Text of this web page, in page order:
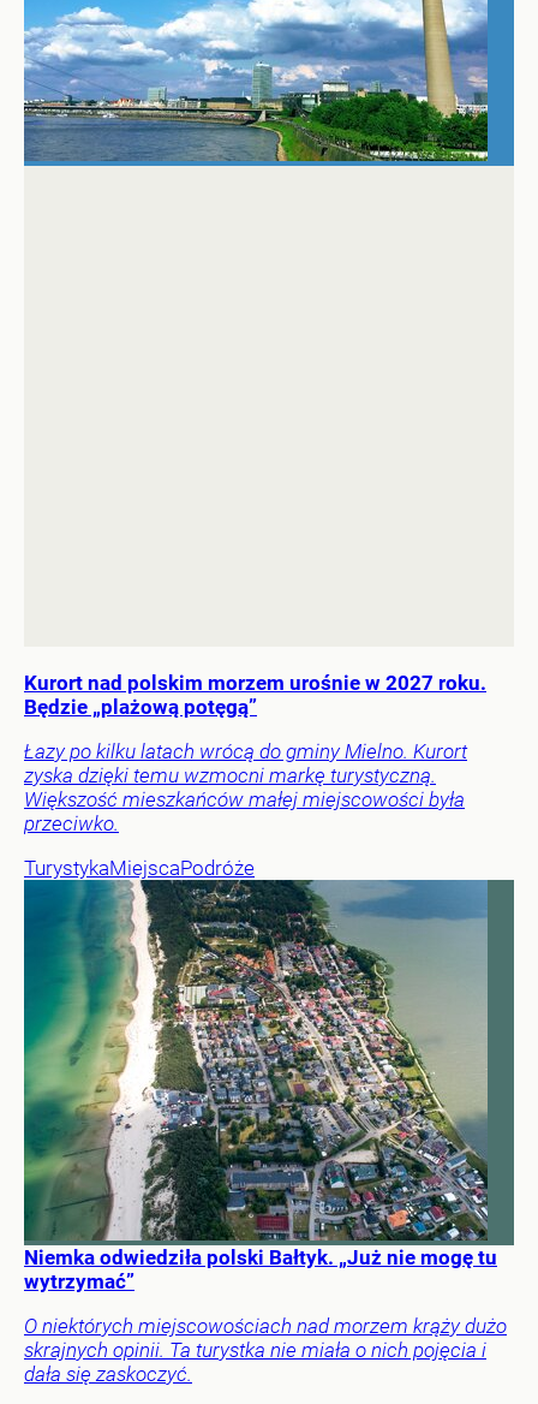
Kurort nad polskim morzem urośnie w 2027 roku.
Będzie „plażową potęgą”
Łazy po kilku latach wrócą do gminy Mielno. Kurort
zyska dzięki temu wzmocni markę turystyczną.
Większość mieszkańców małej miejscowości była
przeciwko.
TurystykaMiejscaPodróże
Niemka odwiedziła polski Bałtyk. „Już nie mogę tu
wytrzymać”
O niektórych miejscowościach nad morzem krąży dużo
skrajnych opinii. Ta turystka nie miała o nich pojęcia i
dała się zaskoczyć.